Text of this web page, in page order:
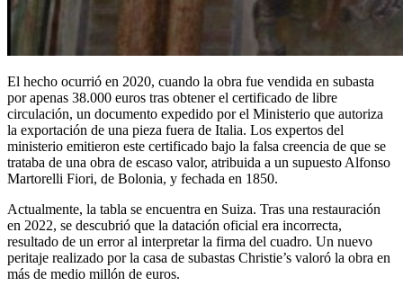
El hecho ocurrió en 2020, cuando la obra fue vendida en subasta
por apenas 38.000 euros tras obtener el certificado de libre
circulación, un documento expedido por el Ministerio que autoriza
la exportación de una pieza fuera de Italia. Los expertos del
ministerio emitieron este certificado bajo la falsa creencia de que se
trataba de una obra de escaso valor, atribuida a un supuesto Alfonso
Martorelli Fiori, de Bolonia, y fechada en 1850.
Actualmente, la tabla se encuentra en Suiza. Tras una restauración
en 2022, se descubrió que la datación oficial era incorrecta,
resultado de un error al interpretar la firma del cuadro. Un nuevo
peritaje realizado por la casa de subastas Christie’s valoró la obra en
más de medio millón de euros.